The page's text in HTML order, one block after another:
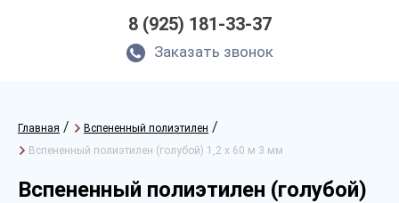
8 (925) 181-33-37
Заказать звонок
Главная / Вспененный полиэтилен /
Вспененный полиэтилен (голубой) 1,2 х 60 м 3 мм
Вспененный полиэтилен (голубой)